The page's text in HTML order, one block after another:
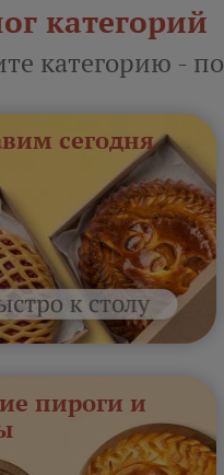
категорий
категорию -
сегодня
пироги и